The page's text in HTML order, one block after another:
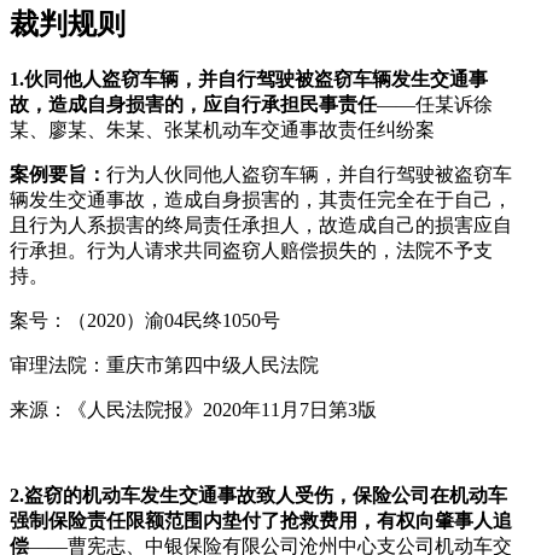
裁判规则
1.伙同他人盗窃车辆，并自行驾驶被盗窃车辆发生交通事
故，造成自身损害的，应自行承担民事责任——任某诉徐
某、廖某、朱某、张某机动车交通事故责任纠纷案
案例要旨： 行为人伙同他人盗窃车辆，并自行驾驶被盗窃车
辆发生交通事故，造成自身损害的，其责任完全在于自己，
且行为人系损害的终局责任承担人，故造成自己的损害应自
行承担。行为人请求共同盗窃人赔偿损失的，法院不予支
持。
案号：（2020）渝04民终1050号
审理法院：重庆市第四中级人民法院
来源：《人民法院报》2020年11月7日第3版
2.盗窃的机动车发生交通事故致人受伤，保险公司在机动车
强制保险责任限额范围内垫付了抢救费用，有权向肇事人追
偿——曹宪志、中银保险有限公司沧州中心支公司机动车交